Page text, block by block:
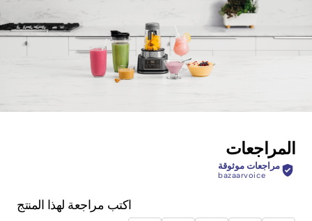
المراجعات
مراجعات موثوقة
bazaarvoice
اكتب مراجعة لهذا المنتج